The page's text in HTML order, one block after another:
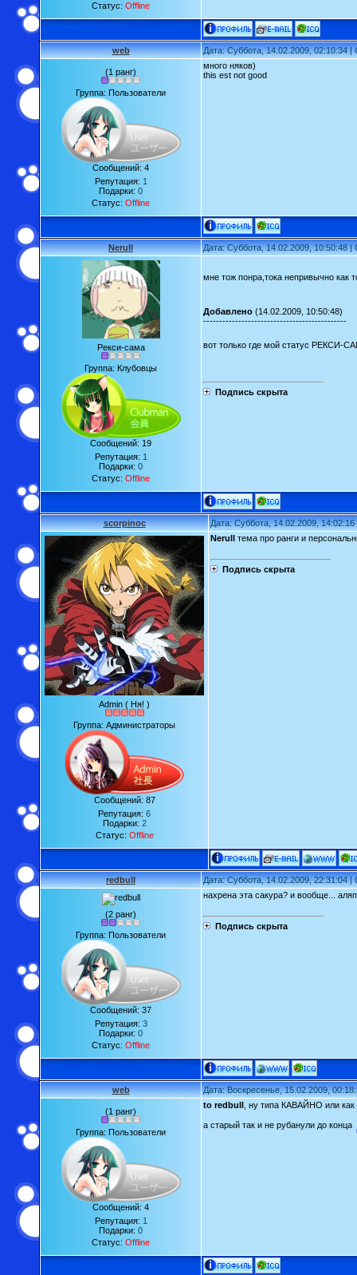
Статус: Offline
web Дата: Суббота, 14.02.2009, 02:10:34
(1 ранг)
Группа: Пользователи
Сообщений: 4
Репутация: 1
Подарки: 0
Статус: Offline
много няков)
this est not good
Nerull Дата: Суббота, 14.02.2009, 10:50:48
Рекси-сама
Группа: Клубовцы
Сообщений: 19
Репутация: 1
Подарки: 0
Статус: Offline
мне тож понра,тока непривычно как
Добавлено (14.02.2009, 10:50:48)
---------------------------------------------
вот только где мой статус РЕКСИ-
Подпись скрыта
scorpinoc Дата: Суббота, 14.02.2009,
Admin ( Ня! )
Группа: Администраторы
Сообщений: 87
Репутация: 6
Подарки: 2
Статус: Offline
Nerull тема про ранги и
Подпись скрыта
redbull Дата: Суббота, 14.02.2009, 22:31:04
(2 ранг)
Группа: Пользователи
Сообщений: 37
Репутация: 3
Подарки: 0
Статус: Offline
нахрена эта сакура? и вообще...
Подпись скрыта
web Дата: Воскресенье, 15.02.2009,
(1 ранг)
Группа: Пользователи
Сообщений: 4
Репутация: 1
Подарки: 0
Статус: Offline
to redbull , ну типа КАВАЙНО или как
а старый так и не рубанули до конца